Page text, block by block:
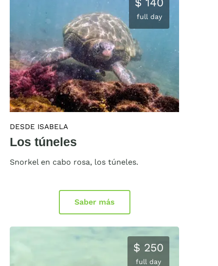
$ 140
full day
DESDE ISABELA
Los túneles
Snorkel en cabo rosa, los túneles.
Saber más
$ 250
full day